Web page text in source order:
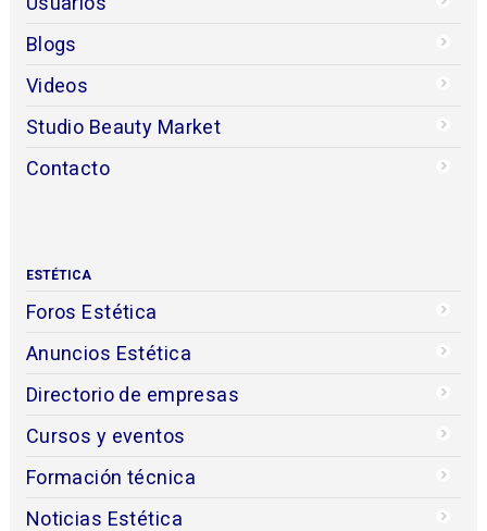
Blogs
Videos
Studio Beauty Market
Contacto
ESTÉTICA
Foros Estética
Anuncios Estética
Directorio de empresas
Cursos y eventos
Formación técnica
Noticias Estética